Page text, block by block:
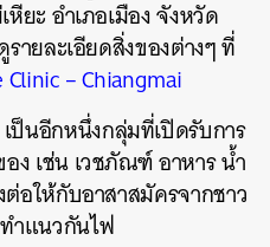
ยะ อำเภอเมือง จังหวัด
ายละเอียดสิ่งของต่างๆ ที่
– Chiangmai
ป็นอีกหนึ่งกลุ่มที่เปิดรับการ
ง เช่น เวชภัณฑ์ อาหาร น้ำ
อให้กับอาสาสมัครจากชาว
ำแนวกันไฟ